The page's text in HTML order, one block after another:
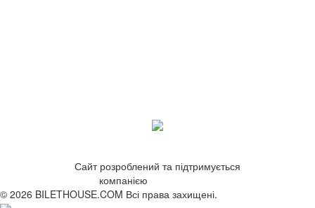
Сайт розроблений та підтримується
компанією
© 2026 BILETHOUSE.COM Всі права захищені.